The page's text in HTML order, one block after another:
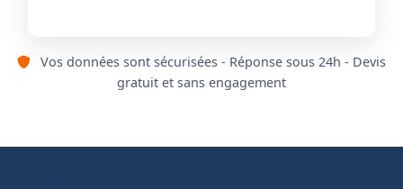
Vos données sont sécurisées - Réponse sous 24h - Devis
gratuit et sans engagement